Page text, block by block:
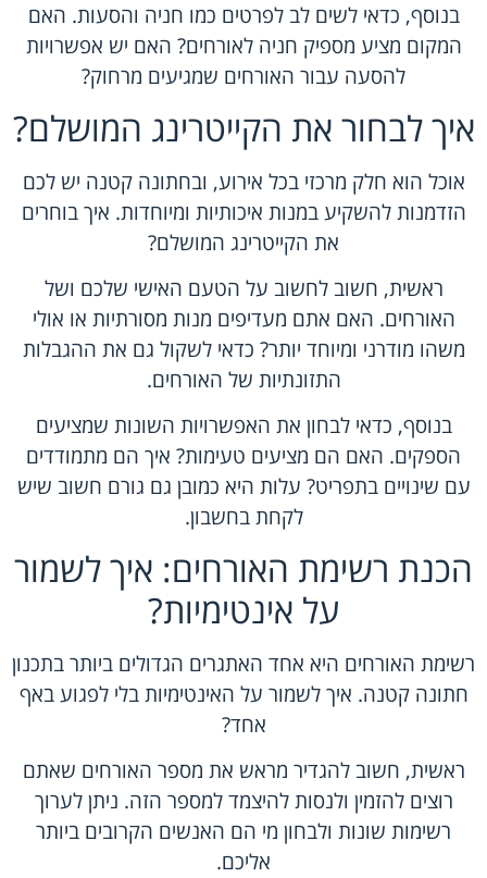
בנוסף, כדאי לשים לב לפרטים כמו חניה והסעות. האם
המקום מציע מספיק חניה לאורחים? האם יש אפשרויות
להסעה עבור האורחים שמגיעים מרחוק?
איך לבחור את הקייטרינג המושלם?
אוכל הוא חלק מרכזי בכל אירוע, ובחתונה קטנה יש לכם
הזדמנות להשקיע במנות איכותיות ומיוחדות. איך בוחרים
את הקייטרינג המושלם?
ראשית, חשוב לחשוב על הטעם האישי שלכם ושל
האורחים. האם אתם מעדיפים מנות מסורתיות או אולי
משהו מודרני ומיוחד יותר? כדאי לשקול גם את ההגבלות
התזונתיות של האורחים.
בנוסף, כדאי לבחון את האפשרויות השונות שמציעים
הספקים. האם הם מציעים טעימות? איך הם מתמודדים
עם שינויים בתפריט? עלות היא כמובן גם גורם חשוב שיש
לקחת בחשבון.
הכנת רשימת האורחים: איך לשמור
על אינטימיות?
רשימת האורחים היא אחד האתגרים הגדולים ביותר בתכנון
חתונה קטנה. איך לשמור על האינטימיות בלי לפגוע באף
אחד?
ראשית, חשוב להגדיר מראש את מספר האורחים שאתם
רוצים להזמין ולנסות להיצמד למספר הזה. ניתן לערוך
רשימות שונות ולבחון מי הם האנשים הקרובים ביותר
אליכם.